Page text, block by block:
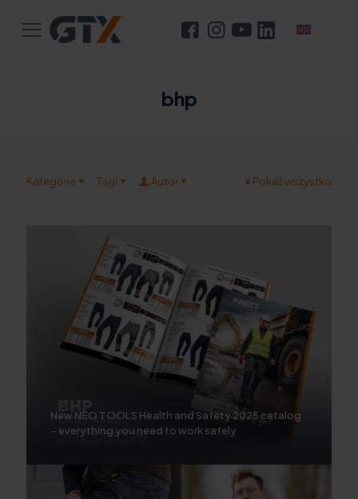
bhp
Kategorie Tagi Autor Pokaż wszystko
New NEO TOOLS Health and Safety 2025 catalog
– everything you need to work safely